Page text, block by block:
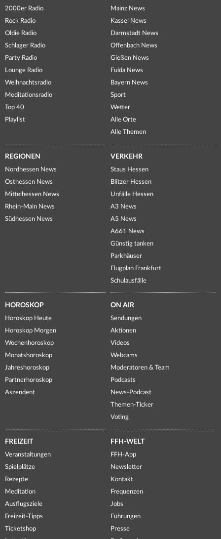
2000er Radio
Rock Radio
Oldie Radio
Schlager Radio
Party Radio
Lounge Radio
Weihnachtsradio
Meditationsradio
Top 40
Playlist
Mainz News
Kassel News
Darmstadt News
Offenbach News
Gießen News
Fulda News
Bayern News
Sport
Wetter
Alle Orte
Alle Themen
REGIONEN
Nordhessen News
Osthessen News
Mittelhessen News
Rhein-Main News
Südhessen News
VERKEHR
Staus Hessen
Blitzer Hessen
Unfälle Hessen
A3 News
A5 News
A661 News
Günstig tanken
Parkhäuser
Flugplan Frankfurt
Schulausfälle
HOROSKOP
Horoskop Heute
Horoskop Morgen
Wochenhoroskop
Monatshoroskop
Jahreshoroskop
Partnerhoroskop
Aszendent
ON AIR
Sendungen
Aktionen
Videos
Webcams
Moderatoren & Team
Podcasts
News-Podcast
Themen-Ticker
Voting
FREIZEIT
Veranstaltungen
Spielplätze
Rezepte
Meditation
Ausflugsziele
Freizeit-Tipps
Ticketshop
FFH-WELT
FFH-App
Newsletter
Kontakt
Frequenzen
Jobs
Führungen
Presse